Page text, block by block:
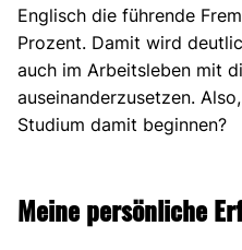
Englisch die führende
Prozent. Damit wird
auch im Arbeitsleben mit
auseinanderzusetzen.
Studium damit beginnen?
Meine persönliche